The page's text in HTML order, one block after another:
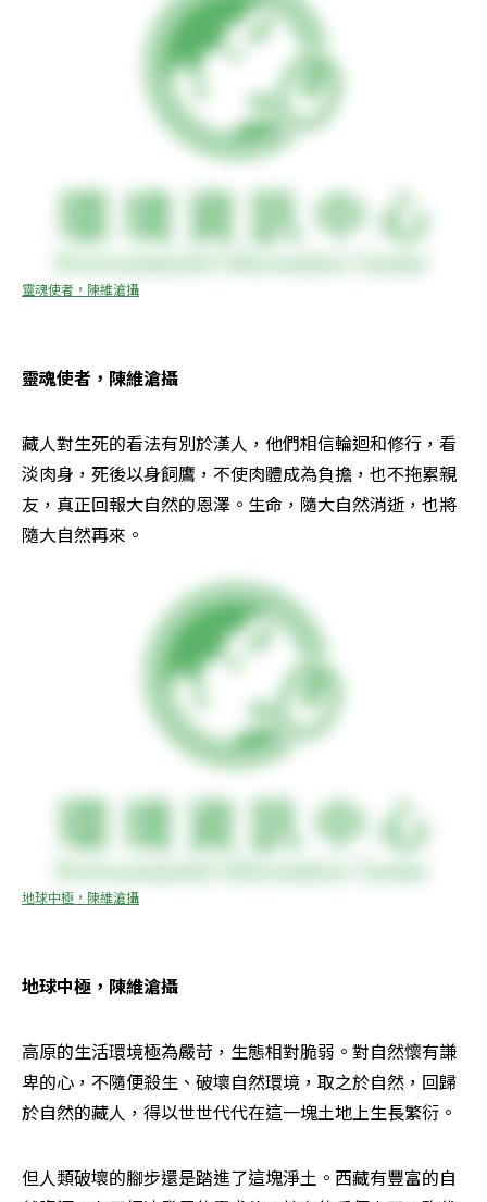
靈魂使者，陳維滄攝
靈魂使者，陳維滄攝
藏人對生死的看法有別於漢人，他們相信輪迴和修行，看
淡肉身，死後以身飼鷹，不使肉體成為負擔，也不拖累親
友，真正回報大自然的恩澤。生命，隨大自然消逝，也將
隨大自然再來。
地球中極，陳維滄攝
地球中極，陳維滄攝
高原的生活環境極為嚴苛，生態相對脆弱。對自然懷有謙
卑的心，不隨便殺生、破壞自然環境，取之於自然，回歸
於自然的藏人，得以世世代代在這一塊土地上生長繁衍。
但人類破壞的腳步還是踏進了這塊淨土。西藏有豐富的自